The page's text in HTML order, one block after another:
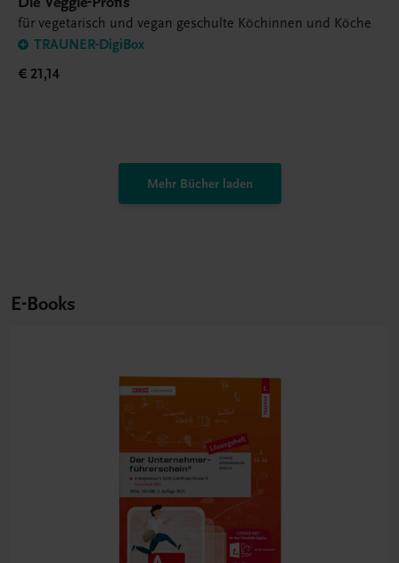
für vegetarisch und vegan geschulte Köchinnen und Köche
TRAUNER-DigiBox
€ 21,14
Mehr Bücher laden
E-Books